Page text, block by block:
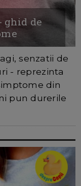
ghid de
senzatii de
- reprezinta
din
pun durerile